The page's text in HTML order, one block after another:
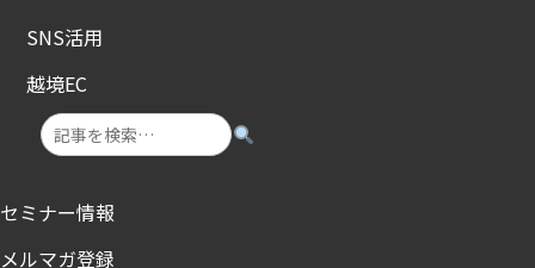
SNS活用
越境EC
セミナー情報
メルマガ登録